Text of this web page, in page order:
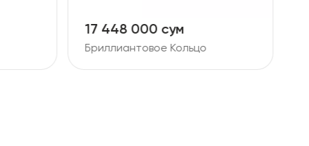
17 448 000 сум
Бриллиантовое Кольцо